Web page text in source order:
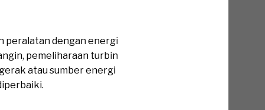
peralatan dengan energi
pemeliharaan turbin
atau sumber energi